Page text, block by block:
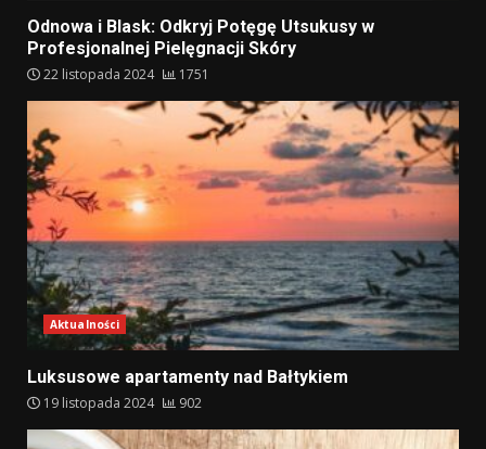
Odnowa i Blask: Odkryj Potęgę Utsukusy w
Profesjonalnej Pielęgnacji Skóry
22 listopada 2024 1751
Aktualności
Luksusowe apartamenty nad Bałtykiem
19 listopada 2024 902